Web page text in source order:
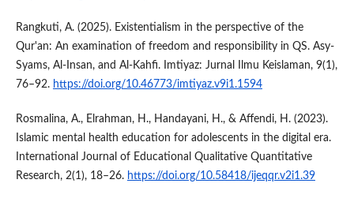
Rangkuti, A. (2025). Existentialism in the perspective of the
Qur'an: An examination of freedom and responsibility in QS. Asy-
Syams, Al-Insan, and Al-Kahfi. Imtiyaz: Jurnal Ilmu Keislaman, 9(1),
76–92. https://doi.org/10.46773/imtiyaz.v9i1.1594
Rosmalina, A., Elrahman, H., Handayani, H., & Affendi, H. (2023).
Islamic mental health education for adolescents in the digital era.
International Journal of Educational Qualitative Quantitative
Research, 2(1), 18–26. https://doi.org/10.58418/ijeqqr.v2i1.39